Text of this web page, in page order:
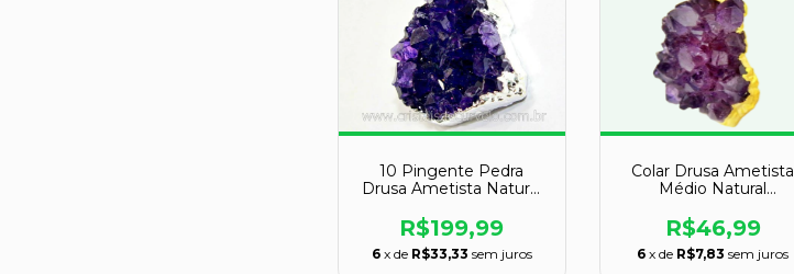
10 Pingente Pedra
Drusa Ametista Natural
Prateado
R$199,99
6 x de R$33,33 sem juros
Colar Drusa Ametista
Médio Natural
Dourado
R$46,99
6 x de R$7,83 sem juros